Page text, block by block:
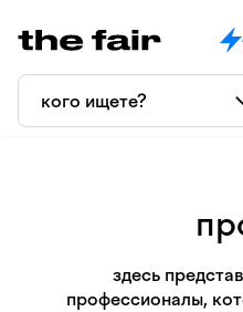
здесь
профессионалы,